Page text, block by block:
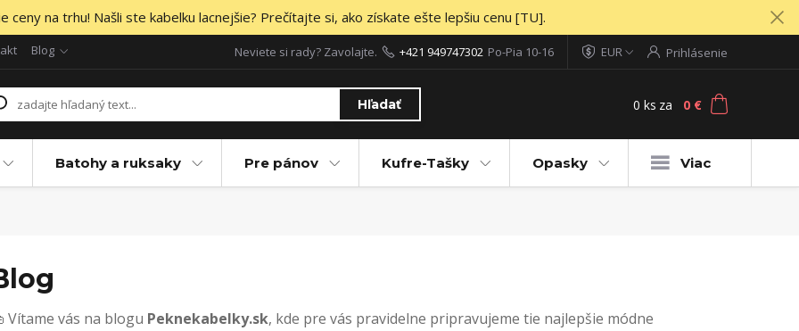
ceny na trhu! Našli ste kabelku lacnejšie? Prečítajte si, ako získate ešte lepšiu cenu [TU].
Blog EUR Prihlásenie
Hľadať
Neviete si rady? Zavolajte. +421 949747302 Po-Pia 10-16
0 ks za 0 €
Batohy a ruksaky Pre pánov Kufre-Tašky Opasky Viac
Vítame vás na blogu Peknekabelky.sk, kde pre vás pravidelne pripravujeme tie najlepšie módne